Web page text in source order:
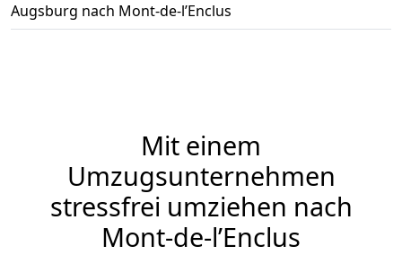
Augsburg nach Mont-de-l’Enclus
Mit einem
Umzugsunternehmen
stressfrei umziehen nach
Mont-de-l’Enclus